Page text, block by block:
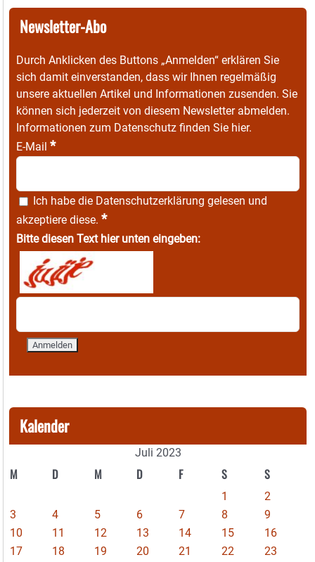
Newsletter-Abo
Durch Anklicken des Buttons „Anmelden“ erklären Sie
sich damit einverstanden, dass wir Ihnen regelmäßig
unsere aktuellen Artikel und Informationen zusenden. Sie
können sich jederzeit von diesem Newsletter abmelden.
Informationen zum Datenschutz finden Sie hier.
E-Mail *
Ich habe die Datenschutzerklärung gelesen und
akzeptiere diese. *
Bitte diesen Text hier unten eingeben:
Kalender
Juli 2023
M D M D F S S
1
2
3
4 5 6 7 8
9
10
11 12 13 14 15
16
17
18 19 20 21 22
23